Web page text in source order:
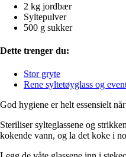
2 kg jordbær
Syltepulver
500 g sukker
Dette trenger du:
Stor gryte
Rene syltetøyglass og
God hygiene er helt essensielt
Steriliser sylteglassene og
kokende vann, og la det koke i